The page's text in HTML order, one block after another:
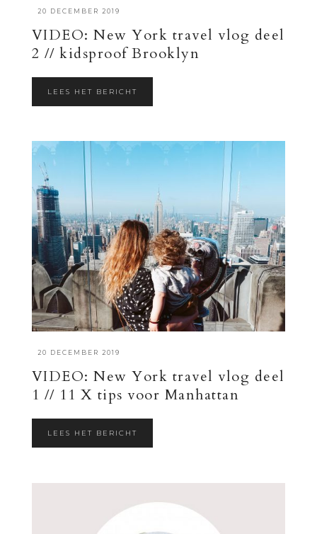
20 DECEMBER 2019
VIDEO: New York travel vlog deel
2 // kidsproof Brooklyn
LEES HET BERICHT
20 DECEMBER 2019
VIDEO: New York travel vlog deel
1 // 11 X tips voor Manhattan
LEES HET BERICHT